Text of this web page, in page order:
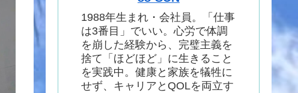
1988年生まれ・会社員。「仕事
は3番目」でいい。心労で体調
を崩した経験から、完璧主義を
捨て「ほどほど」に生きること
を実践中。健康と家族を犠牲に
せず、キャリアとQOLを両立す